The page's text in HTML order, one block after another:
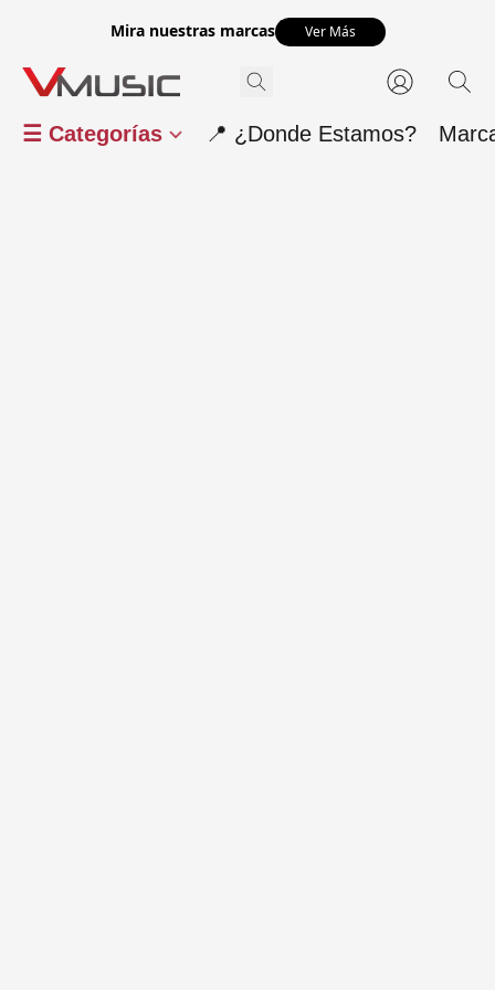
Mira nuestras marcas Ver Más
☰ Categorías 📍 ¿Donde Estamos?